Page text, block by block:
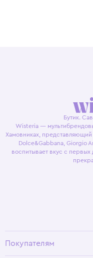
Бутик.
Wisteria —
Хамовниках,
Dolce&Gabbana, Giorgio
воспитывает вкус с первых
Покупателям